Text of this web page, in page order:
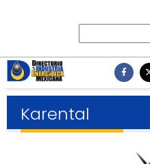
Karental